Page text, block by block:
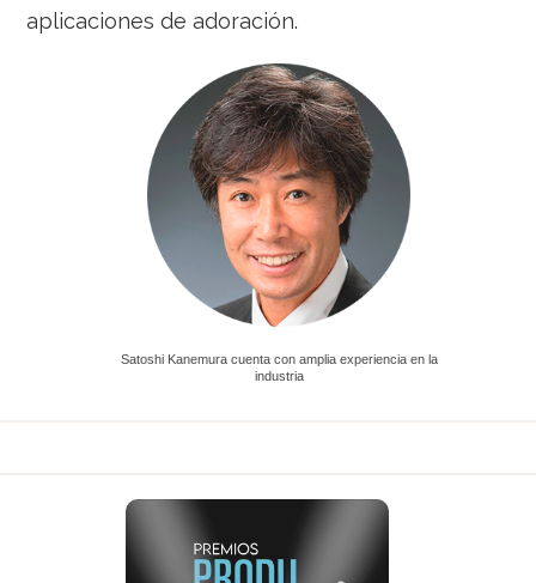
aplicaciones de adoración.
Satoshi Kanemura cuenta con amplia experiencia en la
industria